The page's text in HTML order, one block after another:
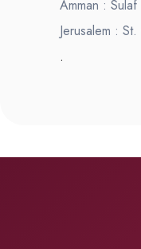
Amman :
Jerusalem :
.